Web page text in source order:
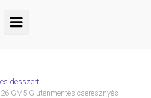
desszert
GM5 Gluténmentes cseresznyés